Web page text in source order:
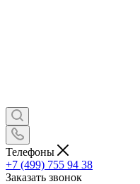
Телефоны
+7 (499) 755 94 38
Заказать звонок